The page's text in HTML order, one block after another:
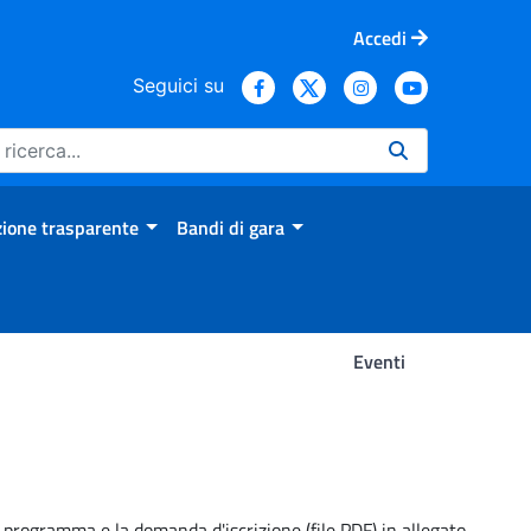
Accedi
Seguici su
trasparente Bandi di gara
Eventi